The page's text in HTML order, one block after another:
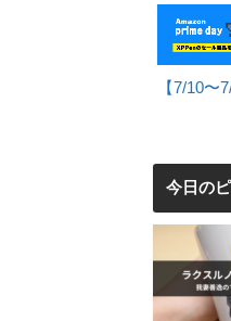
【7/10〜
今日の